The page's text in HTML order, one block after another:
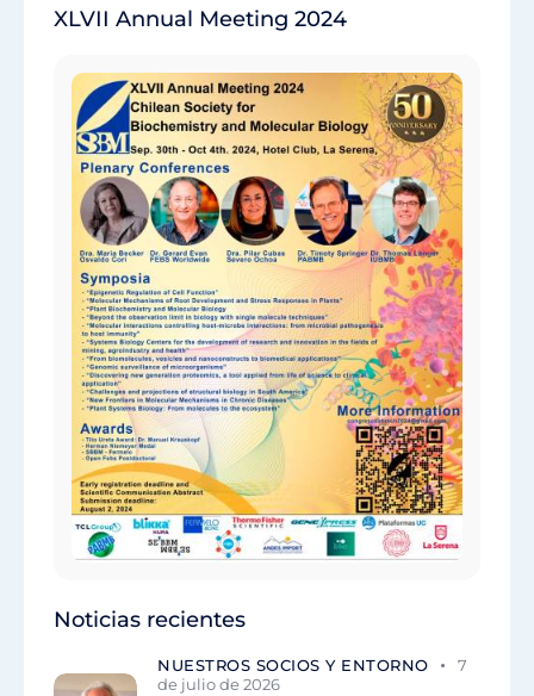
XLVII Annual Meeting 2024
Noticias recientes
NUESTROS SOCIOS Y ENTORNO
7
de julio de 2026